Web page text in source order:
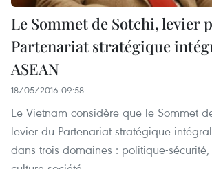
Le Sommet de Sotchi, levier
Partenariat stratégique
ASEAN
18/05/2016 09:58
Le Vietnam considère que le Sommet
levier du Partenariat stratégique
dans trois domaines : politique-